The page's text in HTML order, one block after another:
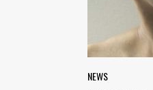
NEWS